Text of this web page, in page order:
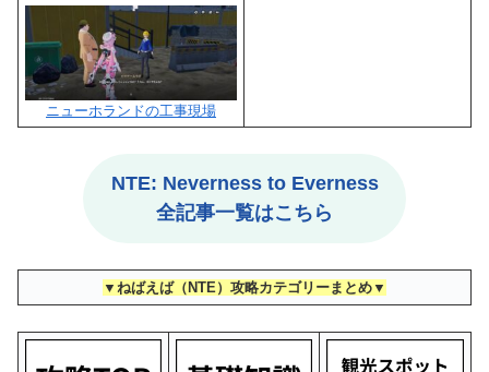
ニューホランドの工事現場
NTE: Neverness to Everness
全記事一覧はこちら
▼ねばえば（NTE）攻略カテゴリーまとめ▼